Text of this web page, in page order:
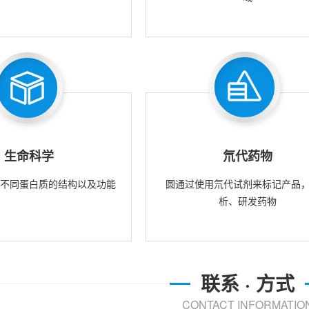
生命科学
同蛋白质的结构以及功能
氘代药物
圆通过使用氘代试剂来标记产品
析、研发药物
联系 · 方式
CONTACT